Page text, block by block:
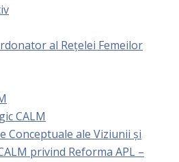
al Rețelei Femeilor
CALM
Conceptuale ale Viziunii și
privind Reforma APL –